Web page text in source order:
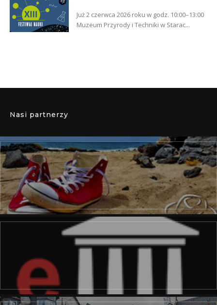
Już 2 czerwca 2026 roku w godz. 10:00–13:00
Muzeum Przyrody i Techniki w Starac...
Nasi partnerzy